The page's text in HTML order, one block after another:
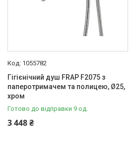
Так 2
Опалювальна техніка
1055782
Гігієнічний душ FRAP F2075 з
паперотримачем та полицею, Ø25,
хром
Готово до відправки 9 од.
3 448 ₴